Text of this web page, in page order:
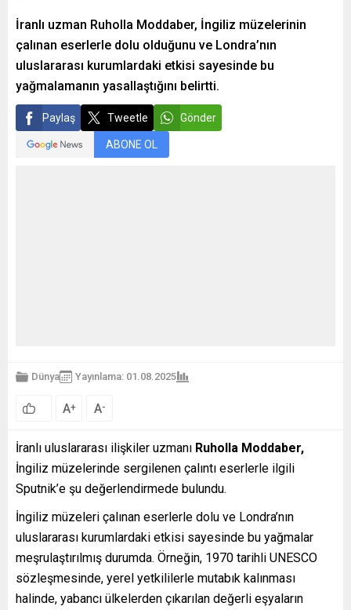
İranlı uzman Ruholla Moddaber, İngiliz müzelerinin
çalınan eserlerle dolu olduğunu ve Londra’nın
uluslararası kurumlardaki etkisi sayesinde bu
yağmalamanın yasallaştığını belirtti.
Paylaş Tweetle Gönder
ABONE OL
Dünya Yayınlama: 01.08.2025
A+ A-
İranlı uluslararası ilişkiler uzmanı Ruholla Moddaber,
İngiliz müzelerinde sergilenen çalıntı eserlerle ilgili
Sputnik’e şu değerlendirmede bulundu.
İngiliz müzeleri çalınan eserlerle dolu ve Londra’nın
uluslararası kurumlardaki etkisi sayesinde bu yağmalar
meşrulaştırılmış durumda. Örneğin, 1970 tarihli UNESCO
sözleşmesinde, yerel yetkililerle mutabık kalınması
halinde, yabancı ülkelerden çıkarılan değerli eşyaların